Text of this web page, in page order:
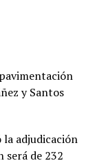
y Santos
la adjudicación
será de 232